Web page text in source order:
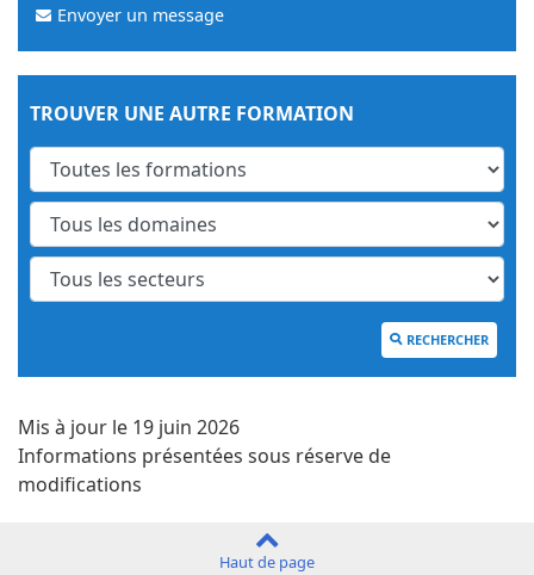
Envoyer un message
TROUVER UNE AUTRE FORMATION
RECHERCHER
Mis à jour le 19 juin 2026
Informations présentées sous réserve de
modifications
Haut de page